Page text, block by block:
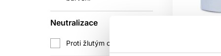
Většina lidí ho může použít po
množství, velmi suché délky
Neutralizace
Proti žlutým odstínům